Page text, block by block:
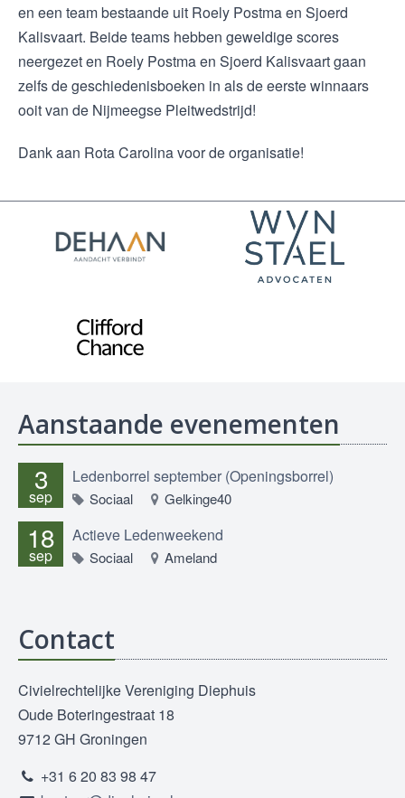
en een team bestaande uit Roely Postma en Sjoerd
Kalisvaart. Beide teams hebben geweldige scores
neergezet en Roely Postma en Sjoerd Kalisvaart gaan
zelfs de geschiedenisboeken in als de eerste winnaars
ooit van de Nijmeegse Pleitwedstrijd!
Dank aan Rota Carolina voor de organisatie!
Aanstaande evenementen
3
sep
Ledenborrel september (Openingsborrel)
Sociaal Gelkinge40
18
sep
Actieve Ledenweekend
Sociaal Ameland
Contact
Civielrechtelijke Vereniging Diephuis
Oude Boteringestraat 18
9712 GH Groningen
+31 6 20 83 98 47